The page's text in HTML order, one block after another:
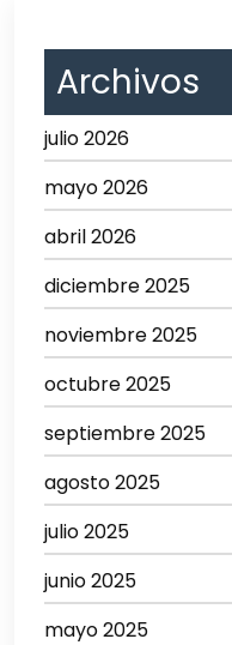
Archivos
julio 2026
mayo 2026
abril 2026
diciembre 2025
noviembre 2025
octubre 2025
septiembre 2025
agosto 2025
julio 2025
junio 2025
mayo 2025